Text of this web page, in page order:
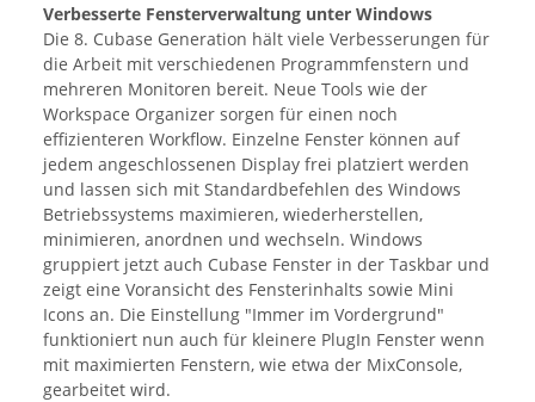
Verbesserte Fensterverwaltung unter Windows
Die 8. Cubase Generation hält viele Verbesserungen für
die Arbeit mit verschiedenen Programmfenstern und
mehreren Monitoren bereit. Neue Tools wie der
Workspace Organizer sorgen für einen noch
effizienteren Workflow. Einzelne Fenster können auf
jedem angeschlossenen Display frei platziert werden
und lassen sich mit Standardbefehlen des Windows
Betriebssystems maximieren, wiederherstellen,
minimieren, anordnen und wechseln. Windows
gruppiert jetzt auch Cubase Fenster in der Taskbar und
zeigt eine Voransicht des Fensterinhalts sowie Mini
Icons an. Die Einstellung "Immer im Vordergrund"
funktioniert nun auch für kleinere PlugIn Fenster wenn
mit maximierten Fenstern, wie etwa der MixConsole,
gearbeitet wird.